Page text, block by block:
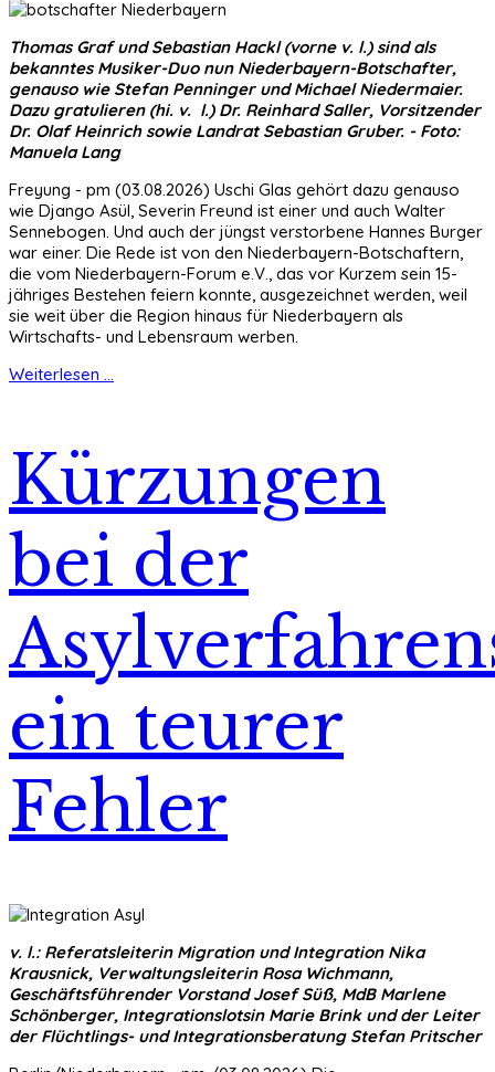
Thomas Graf und Sebastian Hackl (vorne v. l.) sind als
bekanntes Musiker-Duo nun Niederbayern-Botschafter,
genauso wie Stefan Penninger und Michael Niedermaier.
Dazu gratulieren (hi. v. l.) Dr. Reinhard Saller, Vorsitzender
Dr. Olaf Heinrich sowie Landrat Sebastian Gruber. - Foto:
Manuela Lang
Freyung - pm (03.08.2026) Uschi Glas gehört dazu genauso
wie Django Asül, Severin Freund ist einer und auch Walter
Sennebogen. Und auch der jüngst verstorbene Hannes Burger
war einer. Die Rede ist von den Niederbayern-Botschaftern,
die vom Niederbayern-Forum e.V., das vor Kurzem sein 15-
jähriges Bestehen feiern konnte, ausgezeichnet werden, weil
sie weit über die Region hinaus für Niederbayern als
Wirtschafts- und Lebensraum werben.
Weiterlesen ...
Kürzungen
bei der
ein teurer
Fehler
v. l.: Referatsleiterin Migration und Integration Nika
Krausnick, Verwaltungsleiterin Rosa Wichmann,
Geschäftsführender Vorstand Josef Süß, MdB Marlene
Schönberger, Integrationslotsin Marie Brink und der Leiter
der Flüchtlings- und Integrationsberatung Stefan Pritscher